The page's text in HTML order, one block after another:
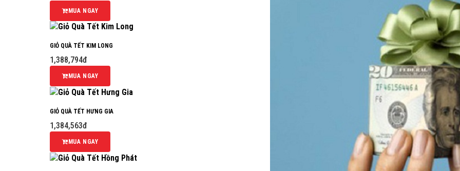
MUA NGAY
GIỎ QUÀ TẾT KIM LONG
1,388,794đ
MUA NGAY
GIỎ QUÀ TẾT HƯNG GIA
1,384,563đ
MUA NGAY